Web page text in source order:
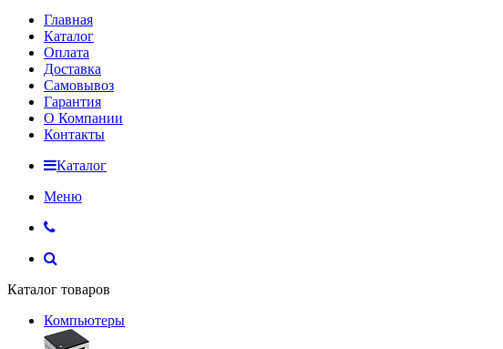
Главная
Каталог
Оплата
Доставка
Самовывоз
Гарантия
О Компании
Контакты
Каталог
Меню
Каталог товаров
Компьютеры